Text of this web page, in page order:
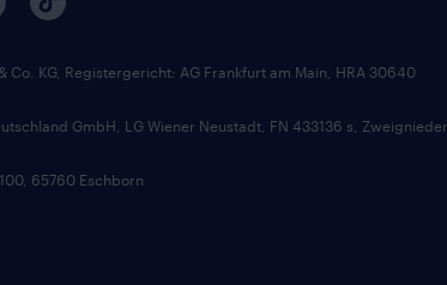
Co. KG, Registergericht: AG Frankfurt am Main, HRA 30640
GmbH, LG Wiener Neustadt, FN 433136 s,
65760 Eschborn